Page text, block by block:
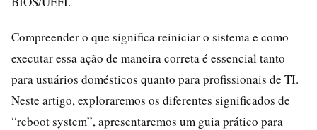
Compreender o que significa reiniciar o sistema e como
executar essa ação de maneira correta é essencial tanto
para usuários domésticos quanto para profissionais de TI.
Neste artigo, exploraremos os diferentes significados de
“reboot system”, apresentaremos um guia prático para